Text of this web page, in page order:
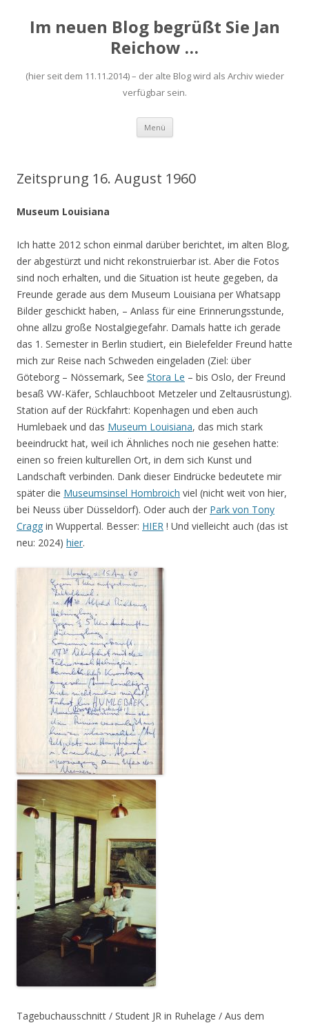
Im neuen Blog begrüßt Sie Jan
Reichow …
(hier seit dem 11.11.2014) – der alte Blog wird als Archiv wieder
verfügbar sein.
Menü Zum
springen
Zeitsprung 16. August 1960
Museum Louisiana
Ich hatte 2012 schon einmal darüber berichtet, im alten Blog,
der abgestürzt und nicht rekonstruierbar ist. Aber die Fotos
sind noch erhalten, und die Situation ist heute gegeben, da
Freunde gerade aus dem Museum Louisiana per Whatsapp
Bilder geschickt haben, – Anlass für eine Erinnerungsstunde,
ohne allzu große Nostalgiegefahr. Damals hatte ich gerade
das 1. Semester in Berlin studiert, ein Bielefelder Freund hatte
mich zur Reise nach Schweden eingeladen (Ziel: über
Göteborg – Nössemark, See Stora Le – bis Oslo, der Freund
besaß VW-Käfer, Schlauchboot Metzeler und Zeltausrüstung).
Station auf der Rückfahrt: Kopenhagen und eben auch
Humlebaek und das Museum Louisiana, das mich stark
beeindruckt hat, weil ich Ähnliches noch nie gesehen hatte:
einen so freien kulturellen Ort, in dem sich Kunst und
Landschaft verbinden. Dank dieser Eindrücke bedeutete mir
später die Museumsinsel Hombroich viel (nicht weit von hier,
bei Neuss über Düsseldorf). Oder auch der Park von Tony
Cragg in Wuppertal. Besser: HIER ! Und vielleicht auch (das ist
neu: 2024) hier.
Tagebuchausschnitt / Student JR in Ruhelage / Aus dem